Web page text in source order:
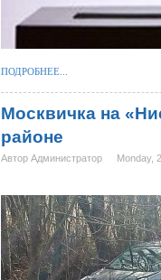
ПОДРОБНЕЕ...
Москвичка на
районе
Автор Администратор Monday,